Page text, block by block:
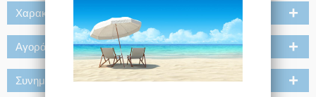
Χαρακτηριστικά
Αγοράστε μαζί
Συνημμένα